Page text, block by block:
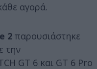
αγορά.
2 παρουσιάστηκε
την
GT 6 και GT 6 Pro